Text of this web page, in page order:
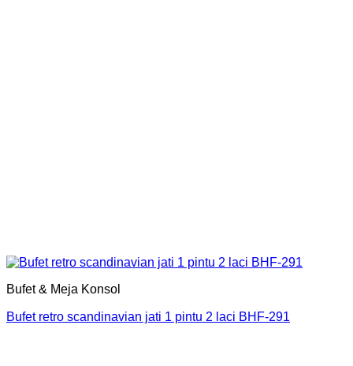
Bufet & Meja Konsol
Bufet retro scandinavian jati 1 pintu 2 laci BHF-291